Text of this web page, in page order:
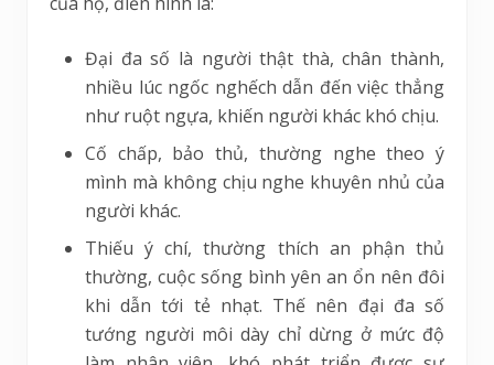
Đại đa số là người thật thà, chân thành,
nhiều lúc ngốc nghếch dẫn đến việc thẳng
như ruột ngựa, khiến người khác khó chịu.
Cố chấp, bảo thủ, thường nghe theo ý
mình mà không chịu nghe khuyên nhủ của
người khác.
Thiếu ý chí, thường thích an phận thủ
thường, cuộc sống bình yên an ổn nên đôi
khi dẫn tới tẻ nhạt. Thế nên đại đa số
tướng người môi dày chỉ dừng ở mức độ